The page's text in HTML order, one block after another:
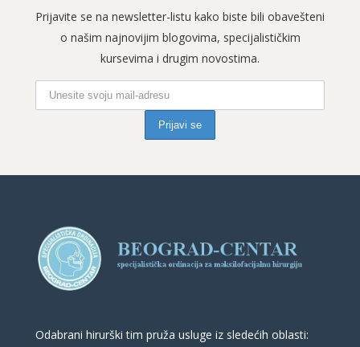
Prijavite se na newsletter-listu kako biste bili obavešteni
o našim najnovijim blogovima, specijalističkim
kursevima i drugim novostima.
Odabrani hirurški tim pruža usluge iz sledećih oblasti: